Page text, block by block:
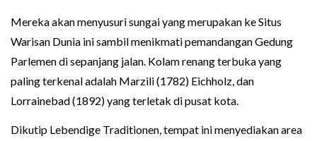
Mereka akan menyusuri sungai yang merupakan ke Situs
Warisan Dunia ini sambil menikmati pemandangan Gedung
Parlemen di sepanjang jalan. Kolam renang terbuka yang
paling terkenal adalah Marzili (1782) Eichholz, dan
Lorrainebad (1892) yang terletak di pusat kota.
Dikutip Lebendige Traditionen, tempat ini menyediakan area